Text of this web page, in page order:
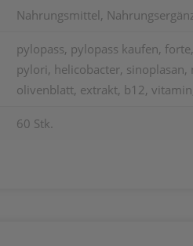
Nahrungsmittel,
pylopass, pylopass kaufen,
pylori, helicobacter,
olivenblatt, extrakt, b12,
60 Stk.